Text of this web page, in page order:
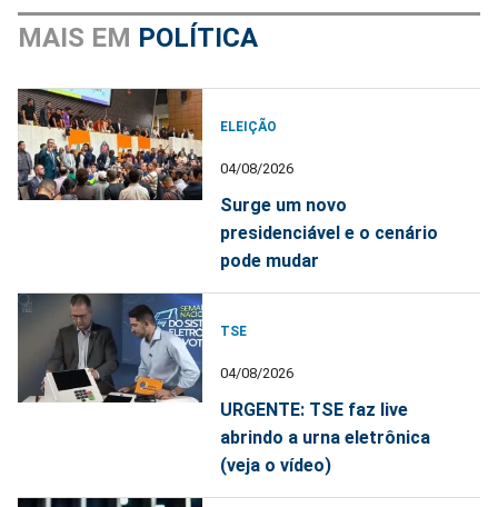
MAIS EM POLÍTICA
ELEIÇÃO
04/08/2026
Surge um novo
presidenciável e o cenário
pode mudar
TSE
04/08/2026
URGENTE: TSE faz live
abrindo a urna eletrônica
(veja o vídeo)